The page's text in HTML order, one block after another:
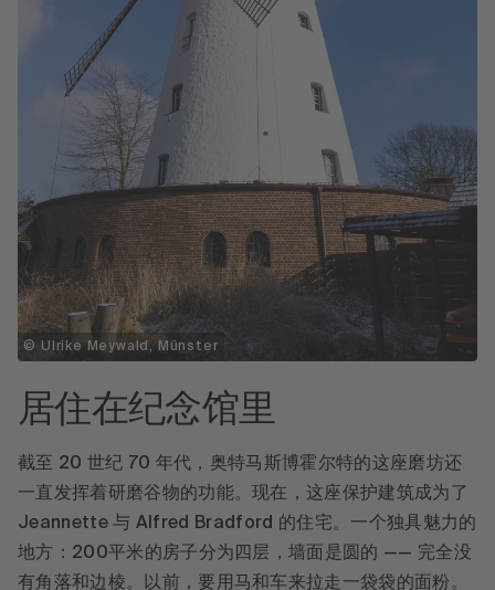
© Ulrike Meywald, Münster
居住在纪念馆里
截至 20 世纪 70 年代，奥特马斯博霍尔特的这座磨坊还
一直发挥着研磨谷物的功能。现在，这座保护建筑成为了
Jeannette 与 Alfred Bradford 的住宅。一个独具魅力的
地方：200平米的房子分为四层，墙面是圆的 —— 完全没
有角落和边棱。以前，要用马和车来拉走一袋袋的面粉。